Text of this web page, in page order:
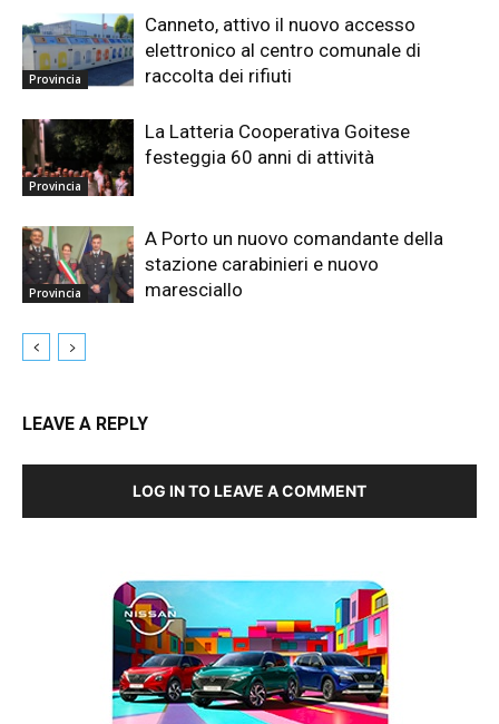
Provincia
Canneto, attivo il nuovo accesso
elettronico al centro comunale di
raccolta dei rifiuti
Provincia
La Latteria Cooperativa Goitese
festeggia 60 anni di attività
Provincia
A Porto un nuovo comandante della
stazione carabinieri e nuovo
maresciallo
LEAVE A REPLY
LOG IN TO LEAVE A COMMENT